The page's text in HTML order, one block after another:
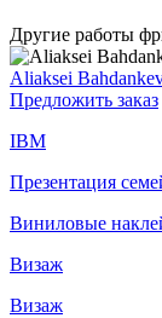
Другие работы
Aliaksei
Предложить заказ
IBM
Презентация
Виниловые
Визаж
Визаж